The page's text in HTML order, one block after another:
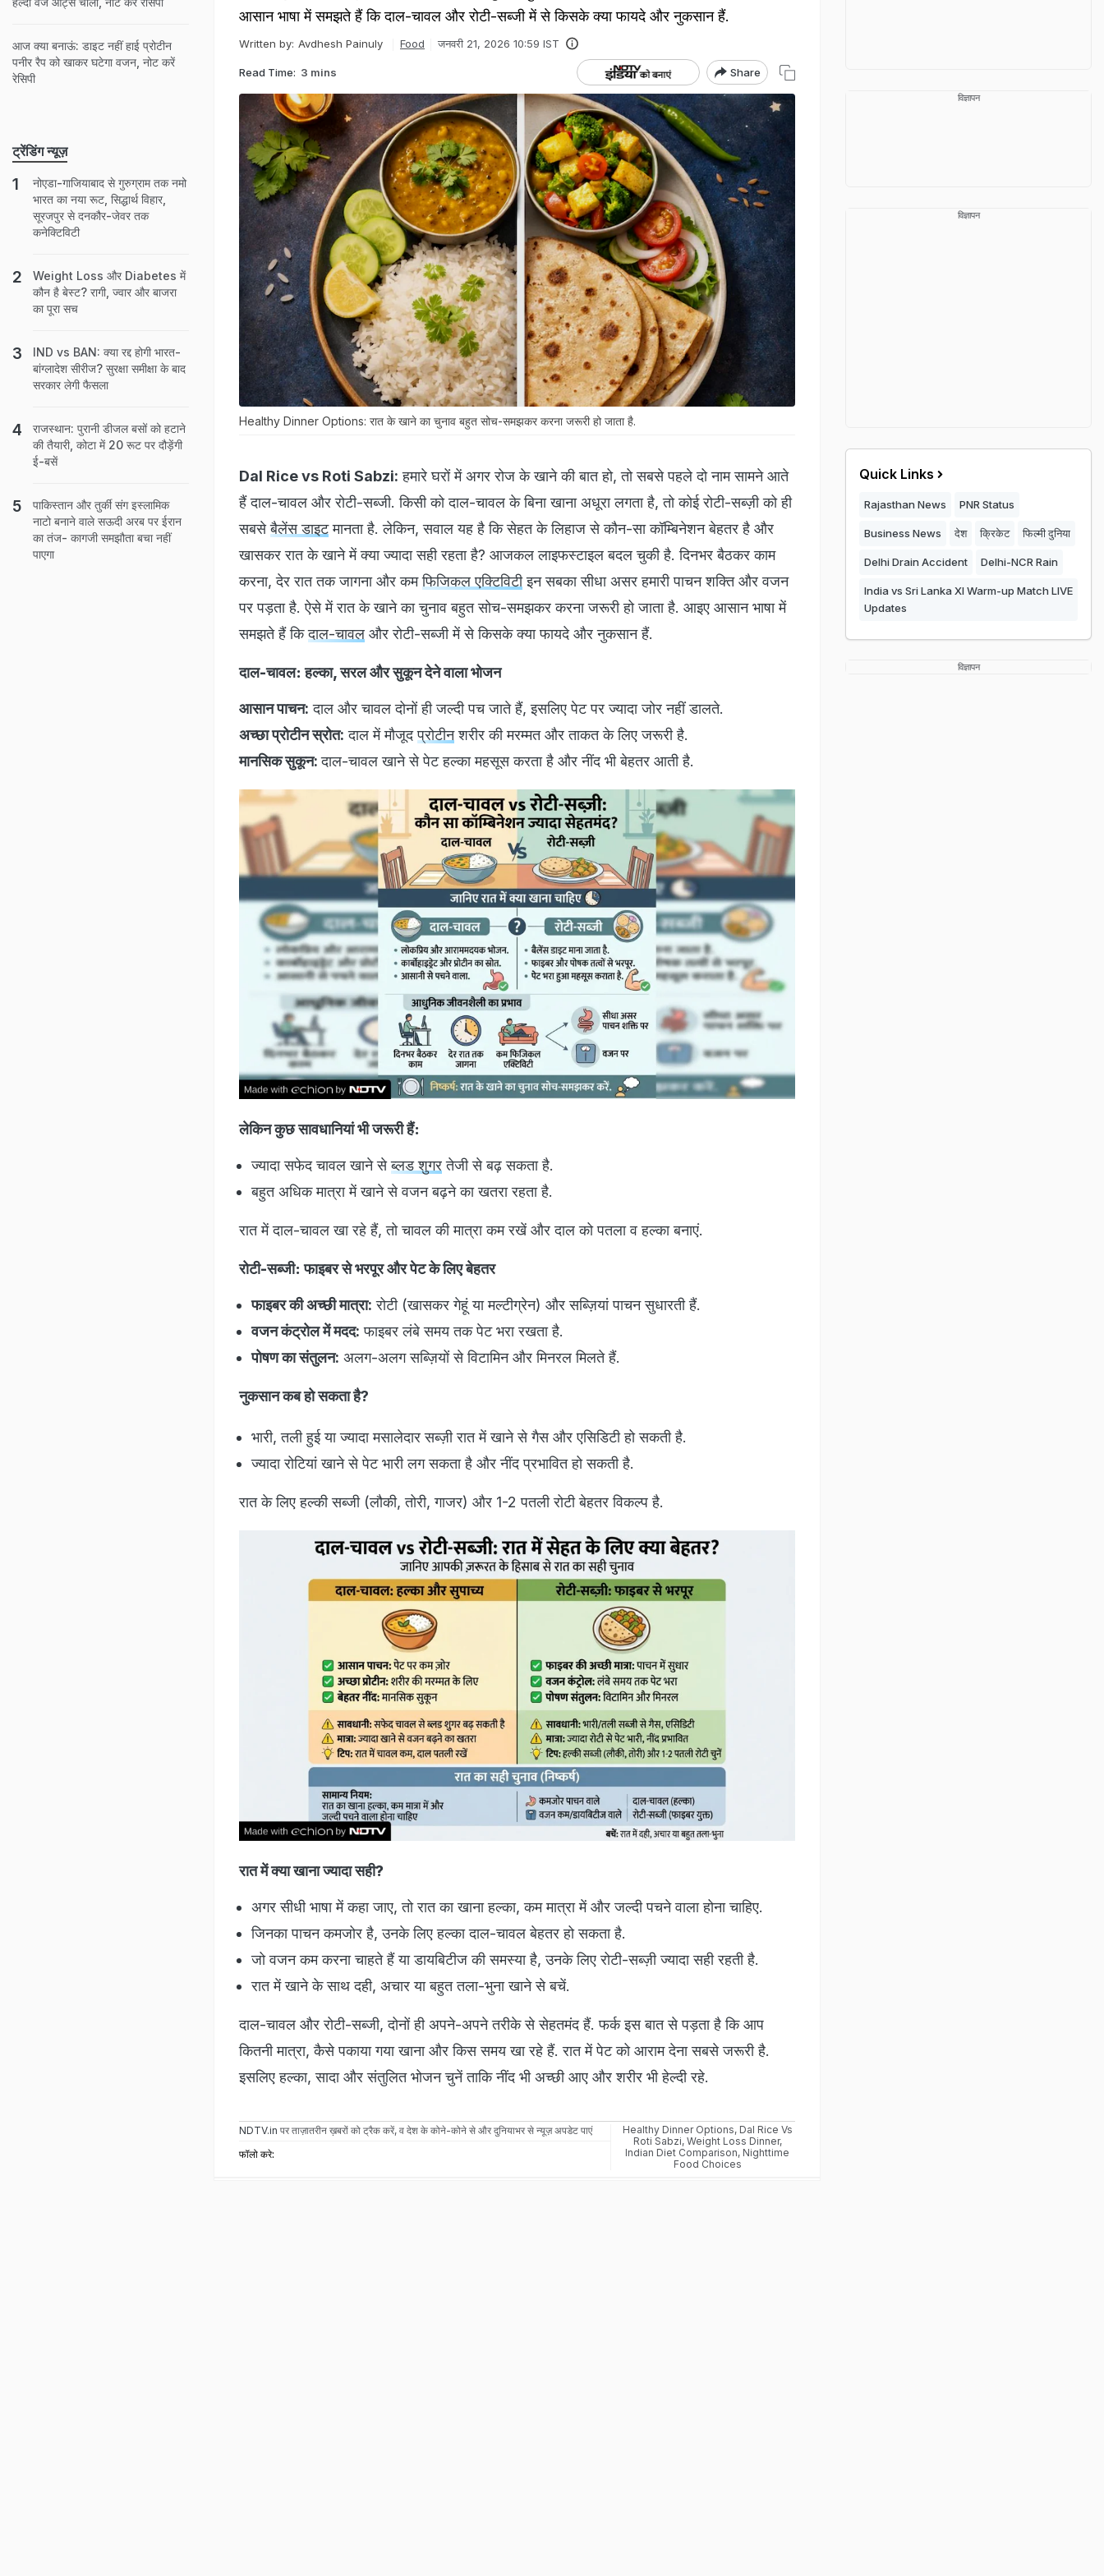
आसान भाषा में समझते हैं कि दाल-चावल और रोटी-सब्जी में से किसके क्या फायदे और नुकसान हैं.
Written by: Avdhesh Painuly Food जनवरी 21, 2026 10:59 IST
Read Time: 3 mins Share
Healthy Dinner Options: रात के खाने का चुनाव बहुत सोच-समझकर करना जरूरी हो जाता है.
Dal Rice vs Roti Sabzi: हमारे घरों में अगर रोज के खाने की बात हो, तो सबसे पहले दो नाम सामने आते
हैं दाल-चावल और रोटी-सब्जी. किसी को दाल-चावल के बिना खाना अधूरा लगता है, तो कोई रोटी-सब्ज़ी को ही
सबसेबैलेंस डाइटमानता है. लेकिन, सवाल यह है कि सेहत के लिहाज से कौन-सा कॉम्बिनेशन बेहतर है और
खासकर रात के खाने में क्या ज्यादा सही रहता है? आजकल लाइफस्टाइल बदल चुकी है. दिनभर बैठकर काम
करना, देर रात तक जागना और कमफिजिकल एक्टिविटीइन सबका सीधा असर हमारी पाचन शक्ति और वजन
पर पड़ता है. ऐसे में रात के खाने का चुनाव बहुत सोच-समझकर करना जरूरी हो जाता है. आइए आसान भाषा में
समझते हैं किदाल-चावल और रोटी-सब्जी में से किसके क्या फायदे और नुकसान हैं.
दाल-चावल: हल्का, सरल और सुकून देने वाला भोजन
आसान पाचन: दाल और चावल दोनों ही जल्दी पच जाते हैं, इसलिए पेट पर ज्यादा जोर नहीं डालते.
अच्छा प्रोटीन स्रोत: दाल में मौजूदप्रोटीनशरीर की मरम्मत और ताकत के लिए जरूरी है.
मानसिक सुकून:दाल-चावल खाने से पेट हल्का महसूस करता है और नींद भी बेहतर आती है.
लेकिन कुछ सावधानियां भी जरूरी हैं:
ज्यादा सफेद चावल खाने सेब्लड शुगरतेजी से बढ़ सकता है.
बहुत अधिक मात्रा में खाने से वजन बढ़ने का खतरा रहता है.
रात में दाल-चावल खा रहे हैं, तो चावल की मात्रा कम रखें और दाल को पतला व हल्का बनाएं.
रोटी-सब्जी: फाइबर से भरपूर और पेट के लिए बेहतर
फाइबर की अच्छी मात्रा: रोटी (खासकर गेहूं या मल्टीग्रेन) और सब्ज़ियां पाचन सुधारती हैं.
वजन कंट्रोल में मदद: फाइबर लंबे समय तक पेट भरा रखता है.
पोषण का संतुलन: अलग-अलग सब्ज़ियों से विटामिन और मिनरल मिलते हैं.
नुकसान कब हो सकता है?
भारी, तली हुई या ज्यादा मसालेदार सब्ज़ी रात में खाने से गैस और एसिडिटी हो सकती है.
ज्यादा रोटियां खाने से पेट भारी लग सकता है और नींद प्रभावित हो सकती है.
रात के लिए हल्की सब्जी (लौकी, तोरी, गाजर) और 1-2 पतली रोटी बेहतर विकल्प है.
रात में क्या खाना ज्यादा सही?
अगर सीधी भाषा में कहा जाए, तो रात का खाना हल्का, कम मात्रा में और जल्दी पचने वाला होना चाहिए.
जिनका पाचन कमजोर है, उनके लिए हल्का दाल-चावल बेहतर हो सकता है.
जो वजन कम करना चाहते हैं या डायबिटीज की समस्या है, उनके लिए रोटी-सब्ज़ी ज्यादा सही रहती है.
रात में खाने के साथ दही, अचार या बहुत तला-भुना खाने से बचें.
दाल-चावल और रोटी-सब्जी, दोनों ही अपने-अपने तरीके से सेहतमंद हैं. फर्क इस बात से पड़ता है कि आप
कितनी मात्रा, कैसे पकाया गया खाना और किस समय खा रहे हैं. रात में पेट को आराम देना सबसे जरूरी है.
इसलिए हल्का, सादा और संतुलित भोजन चुनें ताकि नींद भी अच्छी आए और शरीर भी हेल्दी रहे.
NDTV.in पर ताज़ातरीन ख़बरों को ट्रैक करें, व देश के कोने-कोने से और दुनियाभर से न्यूज़ अपडेट पाएं
फॉलो करे:
Healthy Dinner Options, Dal Rice Vs
Roti Sabzi, Weight Loss Dinner,
Indian Diet Comparison, Nighttime
Food Choices
आज क्या बनाऊं: डाइट नहीं हाई प्रोटीन
पनीर रैप को खाकर घटेगा वजन, नोट करें
रेसिपी
ट्रेंडिंग न्यूज़
नोएडा-गाजियाबाद से गुरुग्राम तक नमो
भारत का नया रूट, सिद्धार्थ विहार,
सूरजपुर से दनकौर-जेवर तक
कनेक्टिविटी
Weight Loss और Diabetes में
कौन है बेस्ट? रागी, ज्वार और बाजरा
का पूरा सच
IND vs BAN: क्या रद्द होगी भारत-
बांग्लादेश सीरीज? सुरक्षा समीक्षा के बाद
सरकार लेगी फैसला
राजस्थान: पुरानी डीजल बसों को हटाने
की तैयारी, कोटा में 20 रूट पर दौड़ेंगी
ई-बसें
पाकिस्तान और तुर्की संग इस्लामिक
नाटो बनाने वाले सऊदी अरब पर ईरान
का तंज- कागजी समझौता बचा नहीं
पाएगा
विज्ञापन
विज्ञापन
Quick Links
Rajasthan News PNR Status
Business News देश क्रिकेट फिल्मी दुनिया
Delhi Drain Accident Delhi-NCR Rain
India vs Sri Lanka XI Warm-up Match LIVE
Updates
विज्ञापन